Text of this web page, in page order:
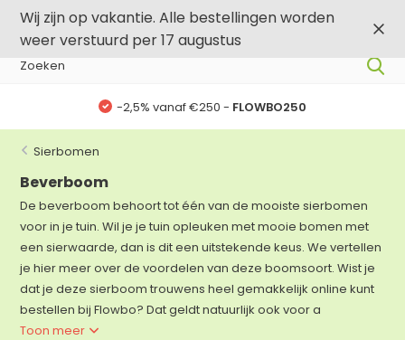
Wij zijn op vakantie. Alle bestellingen worden
weer verstuurd per 17 augustus
-,5% vanaf €500 -FLOWBO500
Sierbomen
Beverboom
De beverboom behoort tot één van de mooiste sierbomen
voor in je tuin. Wil je je tuin opleuken met mooie bomen met
een sierwaarde, dan is dit een uitstekende keus. We vertellen
je hier meer over de voordelen van deze boomsoort. Wist je
dat je deze sierboom trouwens heel gemakkelijk online kunt
bestellen bij Flowbo? Dat geldt natuurlijk ook voor a
Toon meer